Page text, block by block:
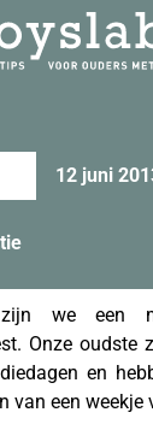
12 juni
we een
Onze oudste
en
van een weekje